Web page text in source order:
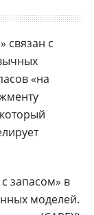
связан с
«на
запасом» в
моделей.